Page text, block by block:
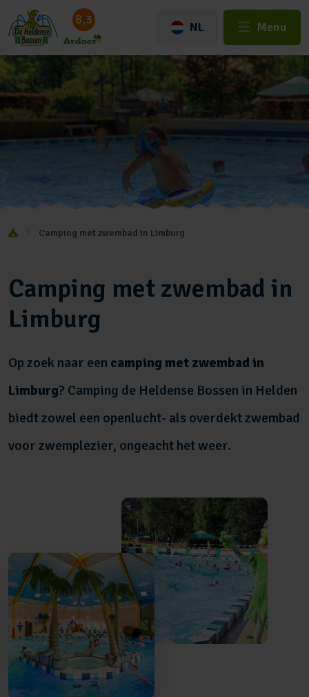
8,3
NL Menu
Camping met zwembad in Limburg
Camping met zwembad in
Limburg
Op zoek naar een camping met zwembad in
Limburg? Camping de Heldense Bossen in Helden
biedt zowel een openlucht- als overdekt zwembad
voor zwemplezier, ongeacht het weer.